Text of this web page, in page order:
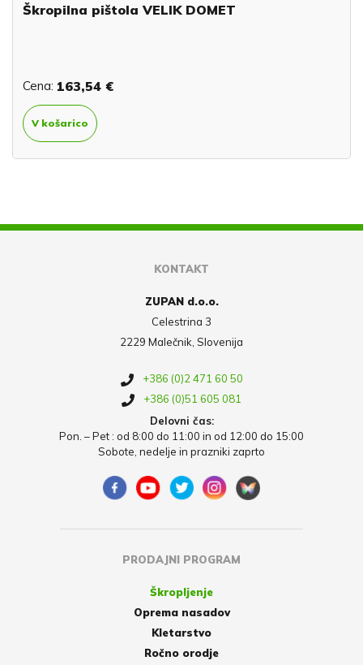
Škropilna pištola VELIK DOMET
Cena: 163,54 €
V košarico
KONTAKT
ZUPAN d.o.o.
Celestrina 3
2229 Malečnik, Slovenija
+386 (0)2 471 60 50
+386 (0)51 605 081
Delovni čas:
Pon. – Pet : od 8:00 do 11:00 in od 12:00 do 15:00
Sobote, nedelje in prazniki zaprto
PRODAJNI PROGRAM
Škropljenje
Oprema nasadov
Kletarstvo
Ročno orodje